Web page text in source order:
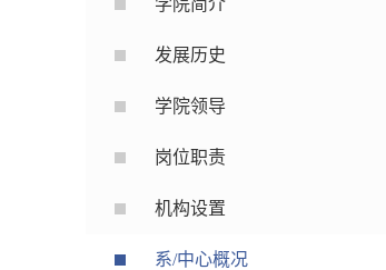
学院简介
发展历史
学院领导
岗位职责
机构设置
系/中心概况